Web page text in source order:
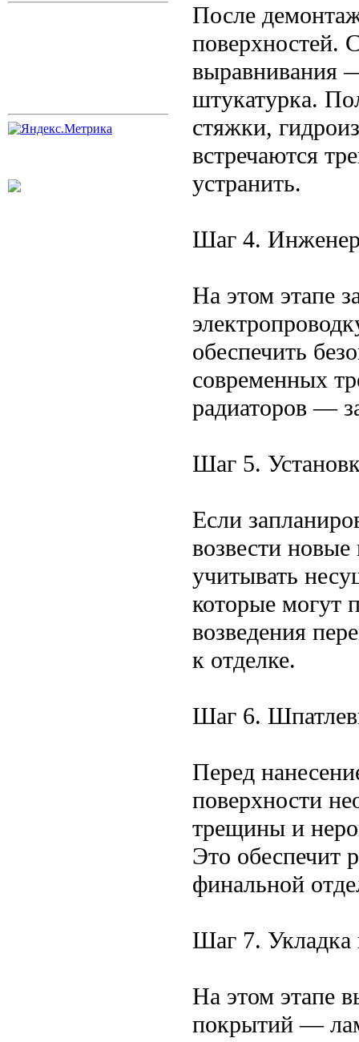
После
поверхностей.
выравнивания
штукатурка.
стяжки,
встречаются
устранить.
Шаг 4.
На этом этапе
обеспечить
современных
радиаторов —
Шаг 5.
Если
возвести
учитывать
которые могут
возведения
к отделке.
Шаг 6.
Перед
поверхности
трещины и
Это обеспечит
финальной
Шаг 7. Укладка
На этом этапе
покрытий —